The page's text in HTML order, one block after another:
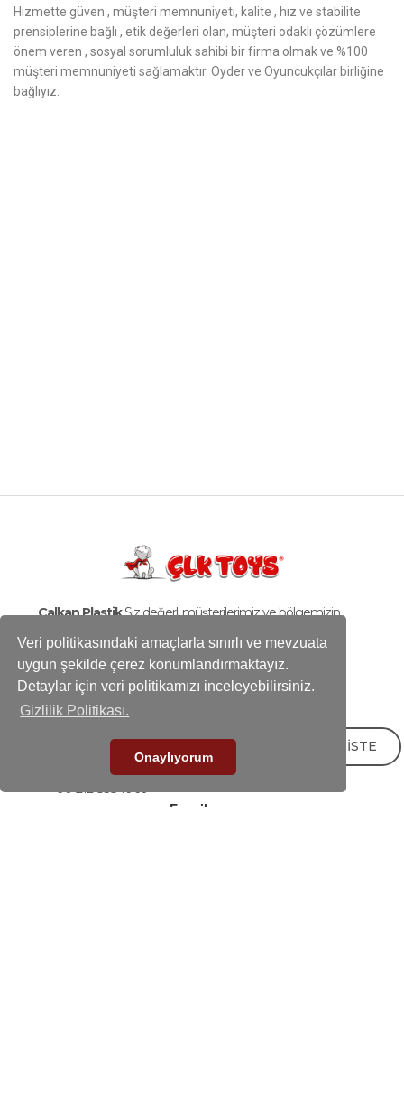
Veri politikasındaki amaçlarla sınırlı ve mevzuata
uygun şekilde çerez konumlandırmaktayız.
Detaylar için veri politikamızı inceleyebilirsiniz.
Gizlilik Politikası.
Onaylıyorum
Hizmette güven , müşteri memnuniyeti, kalite , hız ve stabilite
prensiplerine bağlı , etik değerleri olan, müşteri odaklı çözümlere
önem veren , sosyal sorumluluk sahibi bir firma olmak ve %100
müşteri memnuniyeti sağlamaktır. Oyder ve Oyuncukçılar birliğine
bağlıyız.
Çalkan PlastikSiz değerli müşterilerimiz ve bölgemizin
Fabrika:
Karaağaç Mah. Hadımköy İstanbul Cd. No:10/1B
Büyükçekmece - İstanbul / Türkiye
+90-212 858 25 50 (pbx)
Fax
+90-212 858 16 60
E-mail
TEKLİF İSTE